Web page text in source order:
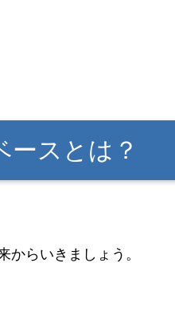
ースとは？
からいきましょう。